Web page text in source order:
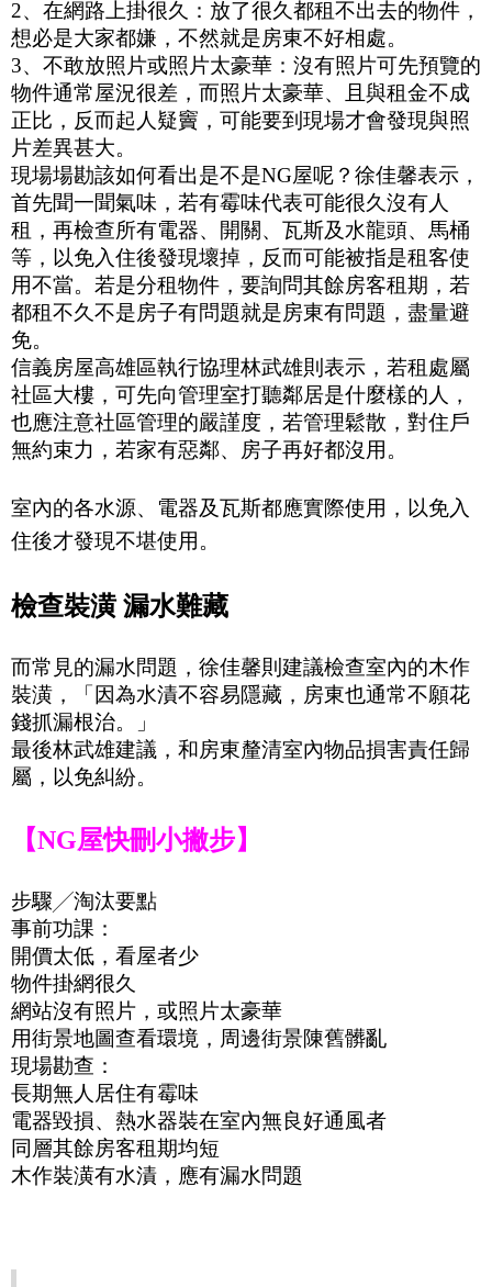
2、在網路上掛很久：放了很久都租不出去的物件，
想必是大家都嫌，不然就是房東不好相處。
3、不敢放照片或照片太豪華：沒有照片可先預覽的
物件通常屋況很差，而照片太豪華、且與租金不成
正比，反而起人疑竇，可能要到現場才會發現與照
片差異甚大。
現場場勘該如何看出是不是NG屋呢？徐佳馨表示，
首先聞一聞氣味，若有霉味代表可能很久沒有人
租，再檢查所有電器、開關、瓦斯及水龍頭、馬桶
等，以免入住後發現壞掉，反而可能被指是租客使
用不當。若是分租物件，要詢問其餘房客租期，若
都租不久不是房子有問題就是房東有問題，盡量避
免。
信義房屋高雄區執行協理林武雄則表示，若租處屬
社區大樓，可先向管理室打聽鄰居是什麼樣的人，
也應注意社區管理的嚴謹度，若管理鬆散，對住戶
無約束力，若家有惡鄰、房子再好都沒用。
室內的各水源、電器及瓦斯都應實際使用，以免入
住後才發現不堪使用。
檢查裝潢 漏水難藏
而常見的漏水問題，徐佳馨則建議檢查室內的木作
裝潢，「因為水漬不容易隱藏，房東也通常不願花
錢抓漏根治。」
最後林武雄建議，和房東釐清室內物品損害責任歸
屬，以免糾紛。
【NG屋快刪小撇步】
步驟 ╱淘汰要點
事前功課：
開價太低，看屋者少
物件掛網很久
網站沒有照片，或照片太豪華
用街景地圖查看環境，周邊街景陳舊髒亂
現場勘查：
長期無人居住有霉味
電器毀損、熱水器裝在室內無良好通風者
同層其餘房客租期均短
木作裝潢有水漬，應有漏水問題